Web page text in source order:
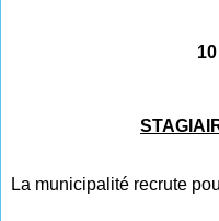
La municipalité recrute